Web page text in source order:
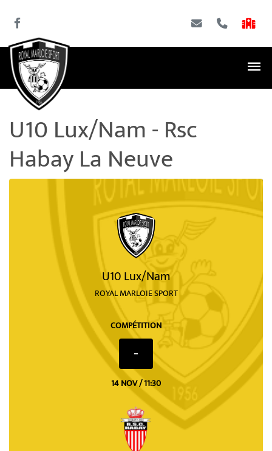
U10 Lux/Nam - Rsc
Habay La Neuve
U10 Lux/Nam
ROYAL MARLOIE SPORT
COMPÉTITION
-
14 NOV / 11:30